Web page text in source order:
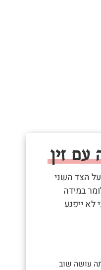
עם זין
הצד השני
במידה
לא ייפגע
עושה שוב